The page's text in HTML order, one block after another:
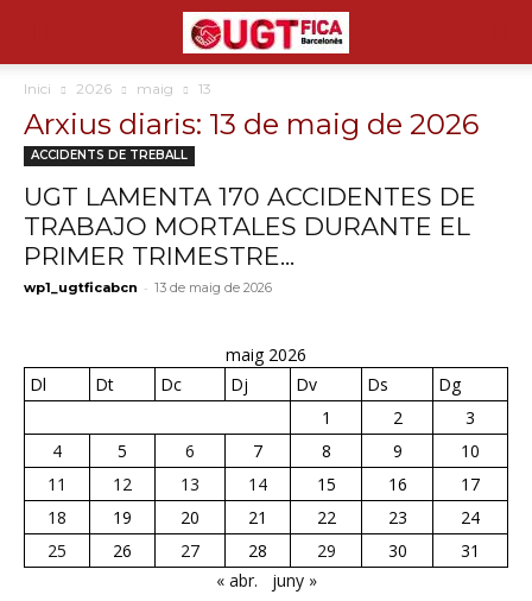
Inici 2026 maig 13
Arxius diaris: 13 de maig de 2026
ACCIDENTS DE TREBALL
UGT LAMENTA 170 ACCIDENTES DE
TRABAJO MORTALES DURANTE EL
PRIMER TRIMESTRE...
wp1_ugtficabcn - 13 de maig de 2026
maig 2026
Dl
Dt Dc Dj Dv Ds
Dg
1
2
3
4
5 6 7 8 9
10
11
12 13 14 15 16
17
18
19 20 21 22 23
24
25
26 27 28 29 30
31
« abr.
juny »